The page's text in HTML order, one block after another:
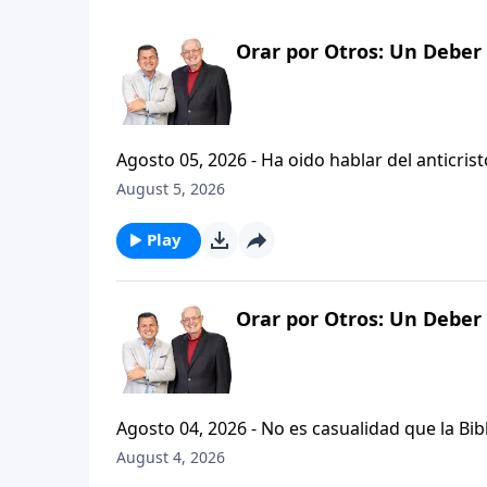
Orar por Otros: Un
Agosto 05, 2026 - Ha oido hablar del anticristo? Hoy vamos a escuchar al pastor Carlos A. Zazueta
que se refiere la Biblia cuando usa la palabra
August 5, 2026
Play
Orar por Otros: Un Deber
Agosto 04, 2026 - No es casualidad que la Biblia contenga
profetas, apostoles...de gente comun y
August 4, 2026